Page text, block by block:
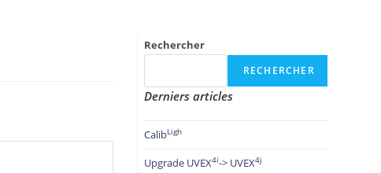
Rechercher
RECHERCHER
Derniers articles
CalibLigh
Upgrade UVEX4i-> UVEX4j